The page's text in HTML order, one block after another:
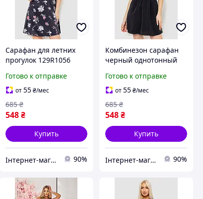
Сарафан для летних
прогулок 129R1056
комфортный материал
размер S до XL
Готово к отправке
от55 ₴/мес
548 ₴
685 ₴
Купить
Інтернет-магазин Look 100 Clothes 90%
Комбинезон сарафан
черный однотонный
сезона размер S и M с
длиной 74 и 75 см
Готово к отправке
от55₴/мес
548₴
685 ₴
Купить
Інтернет-магазин Look 100 Clothes 90%